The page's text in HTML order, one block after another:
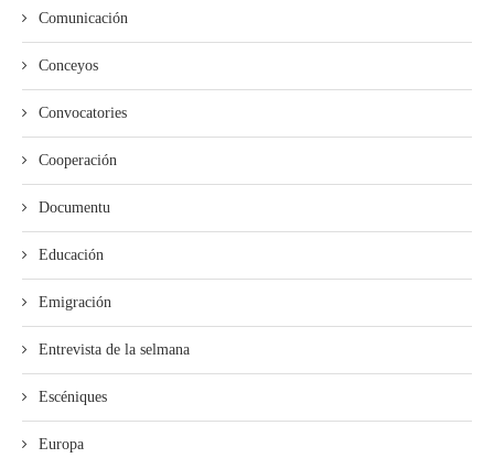
Comunicación
Conceyos
Convocatories
Cooperación
Documentu
Educación
Emigración
Entrevista de la selmana
Escéniques
Europa